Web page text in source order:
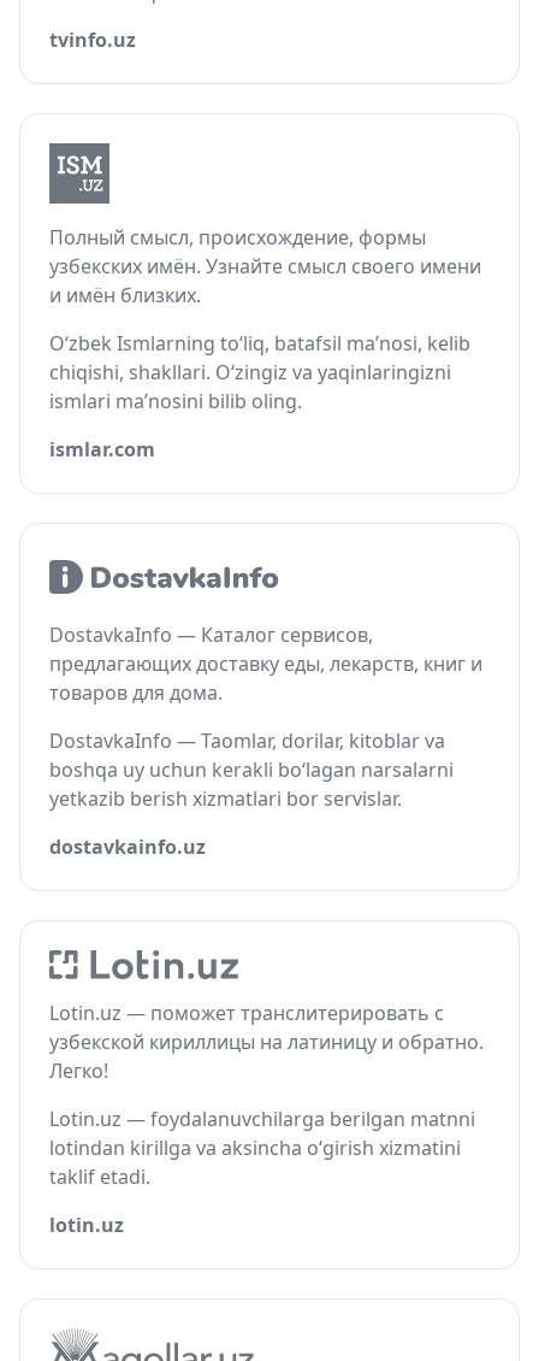
tvinfo.uz
Полный смысл, происхождение, формы
узбекских имён. Узнайте смысл своего имени
и имён близких.
O‘zbek Ismlarning to‘liq, batafsil ma’nosi, kelib
chiqishi, shakllari. O‘zingiz va yaqinlaringizni
ismlari ma’nosini bilib oling.
ismlar.com
DostavkaInfo — Каталог сервисов,
предлагающих доставку еды, лекарств, книг и
товаров для дома.
DostavkaInfo — Taomlar, dorilar, kitoblar va
boshqa uy uchun kerakli bo‘lagan narsalarni
yetkazib berish xizmatlari bor servislar.
dostavkainfo.uz
Lotin.uz — поможет транслитерировать с
узбекской кириллицы на латиницу и обратно.
Легко!
Lotin.uz — foydalanuvchilarga berilgan matnni
lotindan kirillga va aksincha o‘girish xizmatini
taklif etadi.
lotin.uz